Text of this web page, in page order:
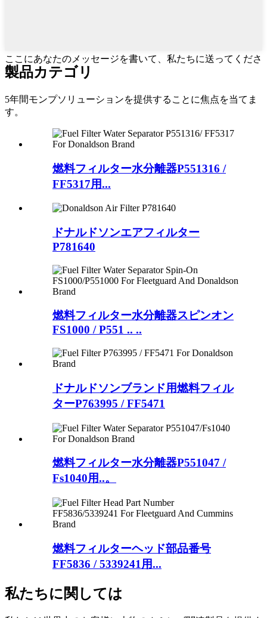
ここにあなたのメッセージを書いて、私たちに送ってくださ
い
製品カテゴリ
5年間モンプソリューションを提供することに焦点を当てま
す。
燃料フィルター水分離器P551316 /
FF5317用...
ドナルドソンエアフィルター
P781640
燃料フィルター水分離器スピンオン
FS1000 / P551 .. ..
ドナルドソンブランド用燃料フィル
ターP763995 / FF5471
燃料フィルター水分離器P551047 /
Fs1040用..。
燃料フィルターヘッド部品番号
FF5836 / 5339241用...
私たちに関しては